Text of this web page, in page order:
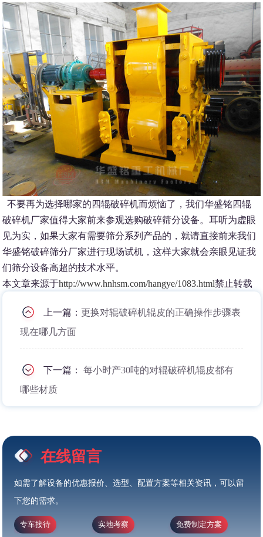
不要再为选择哪家的四辊破碎机而烦恼了，我们华盛铭四辊
破碎机厂家值得大家前来参观选购破碎筛分设备。耳听为虚眼
见为实，如果大家有需要筛分系列产品的，就请直接前来我们
华盛铭破碎筛分厂家进行现场试机，这样大家就会亲眼见证我
们筛分设备高超的技术水平。
本文章来源于http://www.hnhsm.com/hangye/1083.html禁止转载
上一篇：更换对辊破碎机辊皮的正确操作步骤表
现在哪几方面
下一篇：每小时产30吨的对辊破碎机辊皮都有
哪些材质
在线留言
如需了解设备的优惠报价、选型、配置方案等相关资讯，可以留
下您的需求。
专车接待 实地考察 免费制定方案